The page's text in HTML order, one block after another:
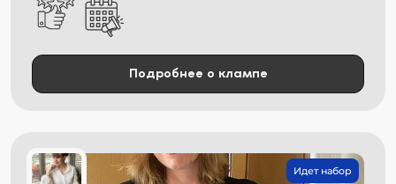
Подробнее о клампе
Идет набор